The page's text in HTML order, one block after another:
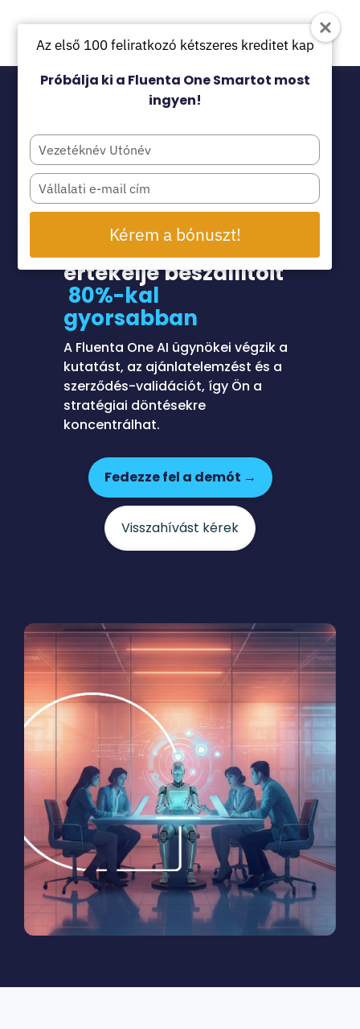
AI-
TÁMOGATOTT SOURCING
Találja meg és
értékelje beszállítóit
80%-kal
gyorsabban
A Fluenta One AI ügynökei végzik a
kutatást, az ajánlatelemzést és a
szerződés-validációt, így Ön a
stratégiai döntésekre
koncentrálhat.
Fedezze fel a demót →
Visszahívást kérek
Az első 100 feliratkozó kétszeres kreditet kap
Próbálja ki a Fluenta One Smartot most
ingyen!
Type
your
name
Type
your
email
Kérem a bónuszt!